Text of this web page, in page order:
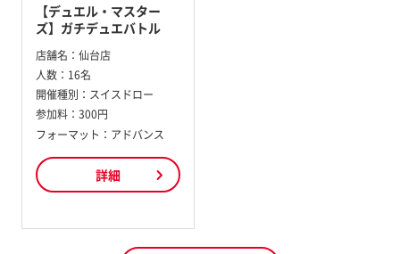
【デュエル・マスター
ズ】ガチデュエバトル
店舗名： 仙台店
人数： 16名
開催種別： スイスドロー
参加料： 300円
フォーマット：アドバンス
詳細